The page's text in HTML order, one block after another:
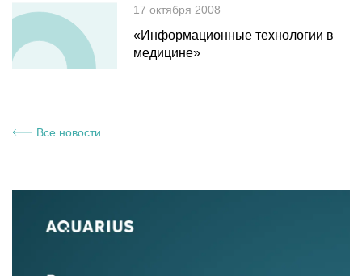
17 октября 2008
«Информационные технологии в
медицине»
Все новости